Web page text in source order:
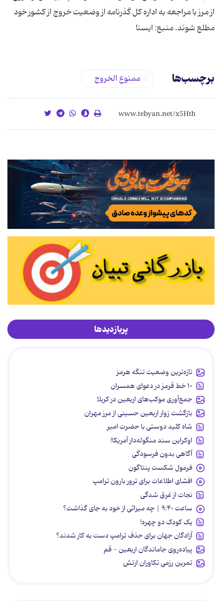
از مرز با مراجعه به اداره کل گذرنامه از وضعیت خروج از کشور خود
مطلع شوند. منبع: ایسنا
برچسب‌ها ممنوع الخروج
پربازدیدها
تازه‌ترین وضعیت تنگه هرمز
۱۰ خط قرمز در دعوای همسران
جمع‌آوری موکب‌های اربعین در کربلا
بازگشت زوار اربعین حسینی از مرز مهران
شاه کلید دوستی با حضرت امیر
اوکراین سند منگوله‌دار آمریکا!
آگاهی بدون فرسودگی
فرمول شکست پنتاگون
افشای اطلاعات برای ترور بارون ترامپ
نجات از غرق شدگی
ساعت ۹:۴۰ | چه میراثی از خود به جای گذاشت؟
یک کودک دو چهره!
آزادگان جهان برای حذف ترامپ دست به کار شدند؟
پیاده‌روی جاماندگان اربعین - قم
تمرین رزمی تکاوران ارتش